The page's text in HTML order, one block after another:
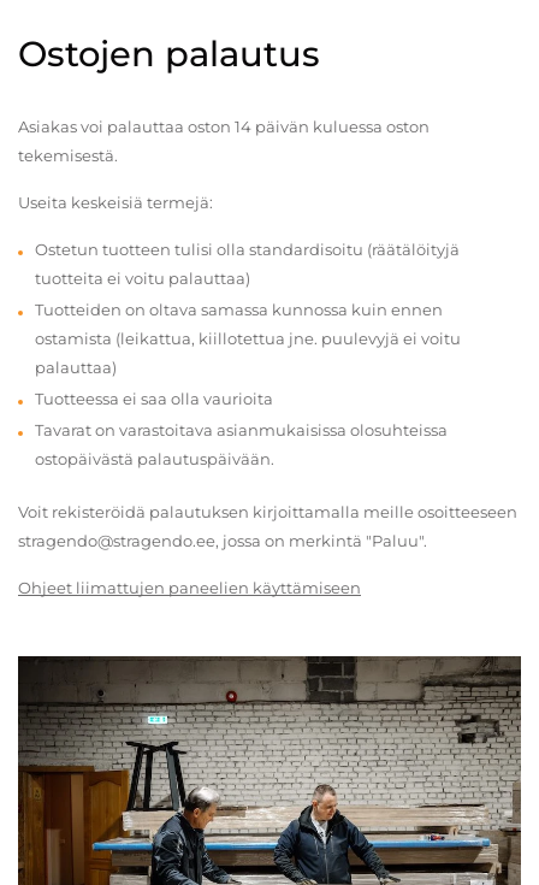
Ostojen palautus
Asiakas voi palauttaa oston 14 päivän kuluessa oston
tekemisestä.
Useita keskeisiä termejä:
Ostetun tuotteen tulisi olla standardisoitu (räätälöityjä
tuotteita ei voitu palauttaa)
Tuotteiden on oltava samassa kunnossa kuin ennen
ostamista (leikattua, kiillotettua jne. puulevyjä ei voitu
palauttaa)
Tuotteessa ei saa olla vaurioita
Tavarat on varastoitava asianmukaisissa olosuhteissa
ostopäivästä palautuspäivään.
Voit rekisteröidä palautuksen kirjoittamalla meille osoitteeseen
stragendo@stragendo.ee, jossa on merkintä "Paluu".
Ohjeet liimattujen paneelien käyttämiseen